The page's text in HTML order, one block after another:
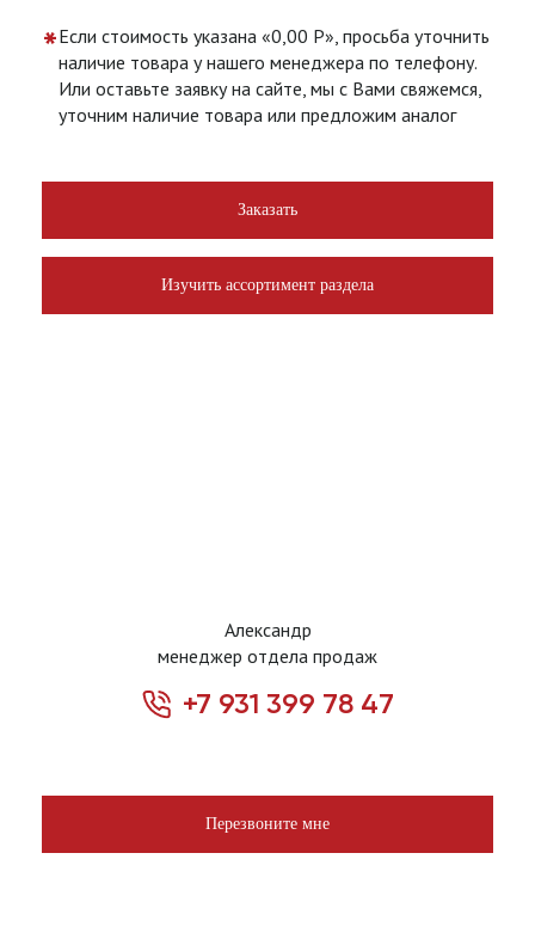
*Если стоимость указана «0,00 Р», просьба уточнить
наличие товара у нашего менеджера по телефону.
Или оставьте заявку на сайте, мы с Вами свяжемся,
уточним наличие товара или предложим аналог
Заказать
Изучить ассортимент раздела
Александр
менеджер отдела продаж
+7 931 399 78 47
Перезвоните мне